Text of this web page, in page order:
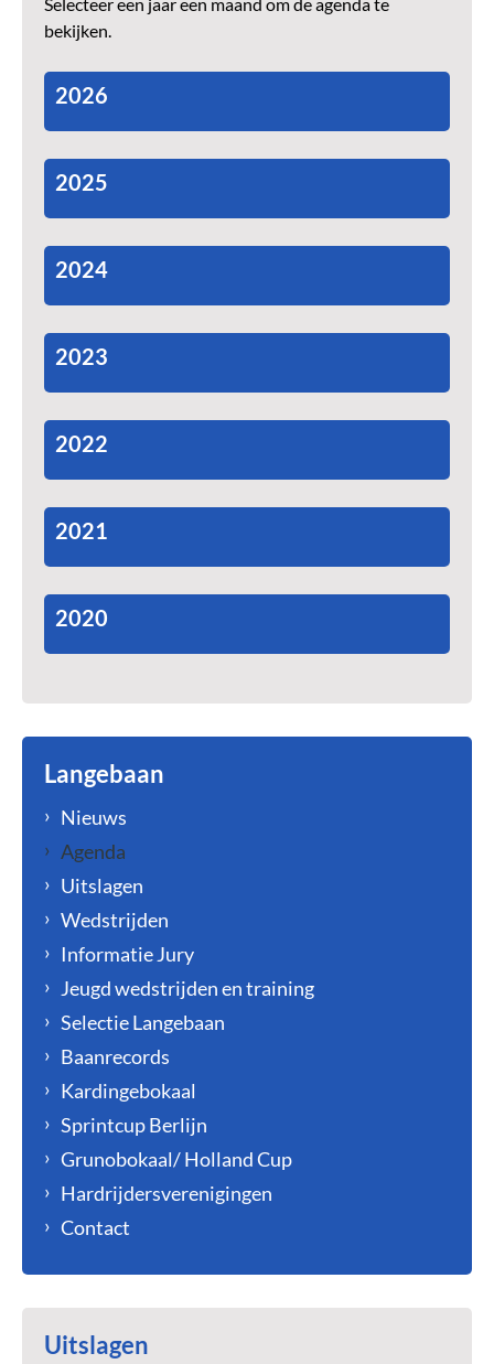
Selecteer een jaar een maand om de agenda te
bekijken.
2026
2025
2024
2023
2022
2021
2020
Langebaan
Nieuws
Agenda
Uitslagen
Wedstrijden
Informatie Jury
Jeugd wedstrijden en training
Selectie Langebaan
Baanrecords
Kardingebokaal
Sprintcup Berlijn
Grunobokaal/ Holland Cup
Hardrijdersverenigingen
Contact
Uitslagen